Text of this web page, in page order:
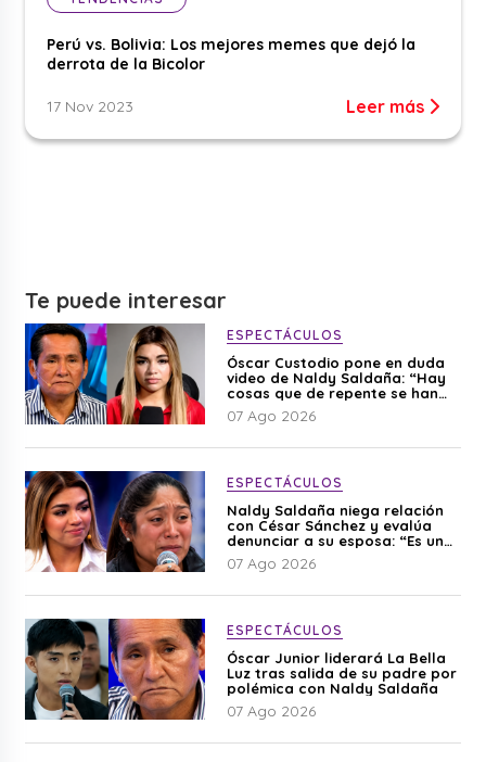
Perú vs. Bolivia: Los mejores memes que dejó la
derrota de la Bicolor
17 Nov 2023 Leer más
Te puede interesar
ESPECTÁCULOS
Óscar Custodio pone en duda
video de Naldy Saldaña: “Hay
cosas que de repente se han
editado”
07 Ago 2026
ESPECTÁCULOS
Naldy Saldaña niega relación
con César Sánchez y evalúa
denunciar a su esposa: “Es una
difamación”
07 Ago 2026
ESPECTÁCULOS
Óscar Junior liderará La Bella
Luz tras salida de su padre por
polémica con Naldy Saldaña
07 Ago 2026